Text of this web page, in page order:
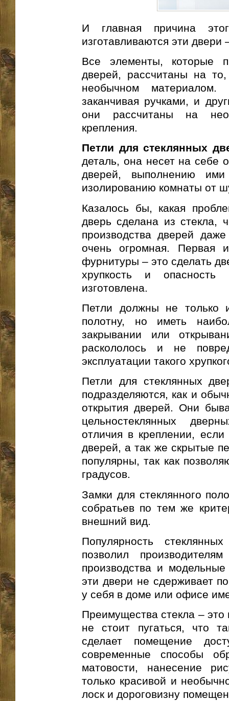
И главная причина
изготавливаются эти двери
Все элементы, которые
дверей, рассчитаны на то,
необычном
заканчивая ручками, и
они рассчитаны на
крепления.
Петли для стеклянных
деталь, она несет на себе
дверей, выполнению
изолированию комнаты от
Казалось бы, какая
дверь сделана из стекла,
производства дверей
очень огромная. Первая
фурнитуры – это сделать
хрупкость и
изготовлена.
Петли должны не только
полотну, но иметь
закрывании или
раскололось и не
эксплуатации такого
Петли для стеклянных
подразделяются, как и
открытия дверей. Они
цельностеклянных
отличия в креплении,
дверей, а так же скрытые
популярны, так как
градусов.
Замки для стеклянного
собратьев по тем же
внешний вид.
Популярность
позволил
производства и
эти двери не сдерживает
у себя в доме или офисе
Преимущества стекла –
не стоит пугаться, что
сделает помещение
современные способы
матовости, нанесение
только красивой и
лоск и дороговизну